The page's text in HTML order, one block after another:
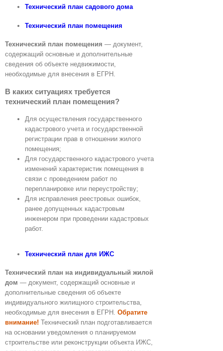
Технический план садового дома
Технический план помещения
Технический план помещения — документ,
содержащий основные и дополнительные
сведения об объекте недвижимости,
необходимые для внесения в ЕГРН.
В каких ситуациях требуется
технический план помещения?
Для осуществления государственного
кадастрового учета и государственной
регистрации прав в отношении жилого
помещения;
Для государственного кадастрового учета
изменений характеристик помещения в
связи с проведением работ по
перепланировке или переустройству;
Для исправления реестровых ошибок,
ранее допущенных кадастровым
инженером при проведении кадастровых
работ.
Технический план для ИЖС
Технический план на индивидуальный жилой
дом — документ, содержащий основные и
дополнительные сведения об объекте
индивидуального жилищного строительства,
необходимые для внесения в ЕГРН. Обратите
внимание! Технический план подготавливается
на основании уведомления о планируемом
строительстве или реконструкции объекта ИЖС,